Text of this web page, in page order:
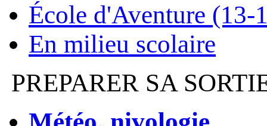
École d'Aventure (13-
En milieu scolaire
PREPARER SA